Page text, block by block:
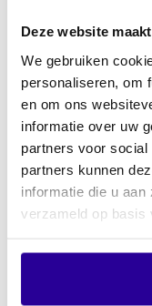
Deze website
We gebruiken
personaliseren, om
en om ons
informatie over uw
partners voor
partners kunnen
informatie die u
verzameld op basis
Commerciële
Distributeurs:
Kabelkranten:
media@sena.nl